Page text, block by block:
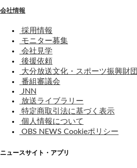
会社情報
採用情報
モニター募集
会社見学
後援依頼
大分放送文化・スポーツ振興財団
番組審議会
JNN
放送ライブラリー
特定商取引法に基づく表示
個人情報について
OBS NEWS Cookieポリシー
ニュースサイト・アプリ